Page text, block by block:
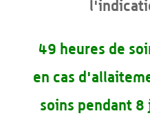
49 heures de
en cas
soins pendant 8